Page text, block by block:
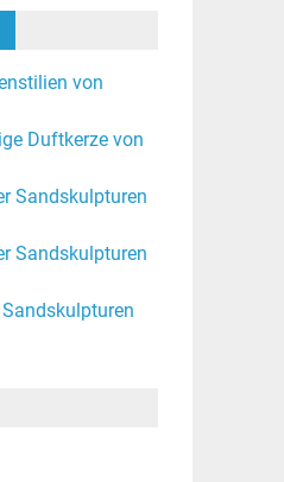
von
Duftkerze von
Sandskulpturen
Sandskulpturen